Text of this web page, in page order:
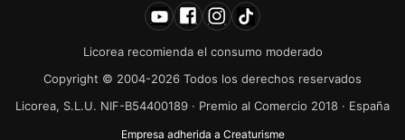
Licorea recomienda el consumo moderado
Copyright © 2004-2026 Todos los derechos reservados
Licorea, S.L.U. NIF-B54400189 · Premio al Comercio 2018 · España
Empresa adherida a Creaturisme